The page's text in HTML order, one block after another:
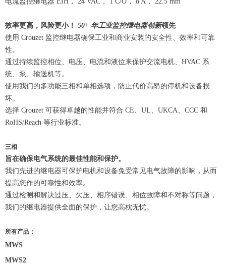
效率更高，风险更小！ 50+ 年工业监控继电器创新领先
使用 Crouzet 监控继电器确保工业和商业安装的安全性、效率和可靠
性。
通过持续监控相位、电压、电流和液位来保护交流电机、HVAC 系
统、泵、输送机等。
使用我们的多功能三相和单相选项，防止代价高昂的停机和设备损
坏。
选择 Crouzet 可获得卓越的性能并符合 CE、UL、UKCA、CCC 和
RoHS/Reach 等行业标准。
三相
旨在确保电气系统的最佳性能和保护。
我们先进的继电器可保护电机和设备免受常见电气故障的影响，从而
提高您作的可靠性和效率。
通过检测和解决过压、欠压、相序错误、相位故障和不对称等问题，
我们的继电器提供全面的保护，让您高枕无忧。
所有产品：
MWS
MWS2